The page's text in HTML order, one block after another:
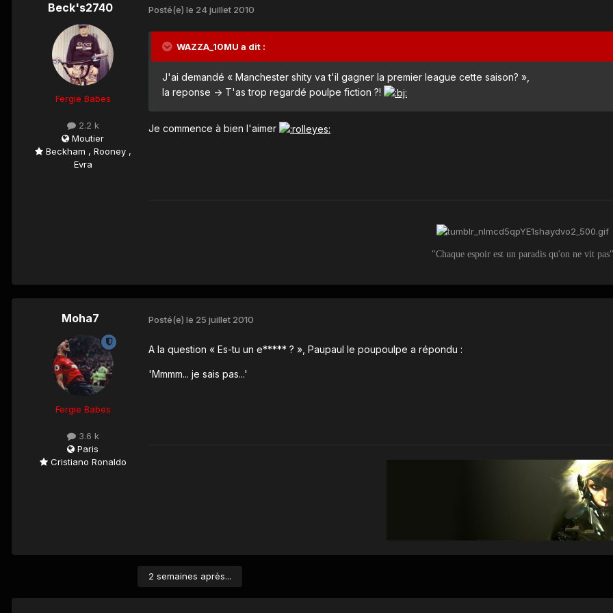
Beck's2740
Fergie Babes
2.2 k
Moutier
Beckham , Rooney ,
Evra
Posté(e) le 24 juillet 2010
WAZZA_10MU a dit :
J'ai demandé « Manchester shity va t'il gagner la premier league cette saison? »,
la reponse -> T'as trop regardé poulpe fiction ?!
Je commence à bien l'aimer
"Chaque espoir est un paradis qu'on ne vit pas"
Moha7
Fergie Babes
3.6 k
Paris
Cristiano Ronaldo
Posté(e) le 25 juillet 2010
A la question « Es-tu un e***** ? », Paupaul le poupoulpe a répondu :
'Mmmm... je sais pas...'
2 semaines après...